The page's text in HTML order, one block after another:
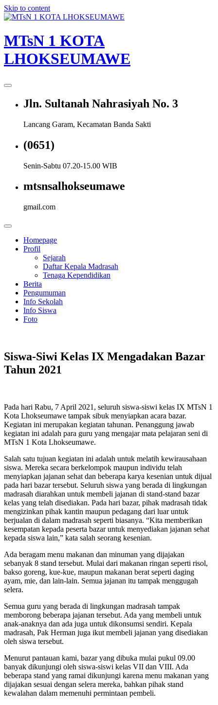
Skip to content
MTsN 1 KOTA
LHOKSEUMAWE
Jln. Sultanah Nahrasiyah No. 3
Lancang Garam, Kecamatan Banda Sakti
(0651)
Senin-Sabtu 07.20-15.00 WIB
mtsnsalhokseumawe
gmail.com
Homepage
Profil
Sejarah
Daftar Kepala Madrasah
Tenaga Kependidikan
Berita
Pengumuman
Info Sekolah
Info Siswa
Foto
Siswa-Siwi Kelas IX Mengadakan Bazar
Tahun 2021
Pada hari Rabu, 7 April 2021, seluruh siswa-siswi kelas IX MTsN 1
Kota Lhokseumawe tampak sibuk menyiapkan acara bazar.
Kegiatan ini merupakan kegiatan tahunan. Penanggung jawab
kegiatan ini adalah para guru yang mengajar mata pelajaran seni di
MTsN 1 Kota Lhokseumawe.
Salah satu tujuan kegiatan ini adalah untuk melatih kewirausahaan
siswa. Mereka secara berkelompok maupun individu telah
menyiapkan jajanan sehat dan beberapa karya kesenian untuk dijual
pada hari bazar tersebut. Seluruh siswa yang berada di lingkungan
madrasah diarahkan untuk membeli jajanan di stand-stand bazar
kelas yang telah disediakan. Pada hari bazar, pihak madrasah tidak
mengizinkan pihak kantin maupun pedagang dari luar untuk
berjualan di dalam madrasah seperti biasanya. “Kita memberikan
kesempatan kepada peserta bazar untuk menyediakan jajanan sehat
kepada siswa lain,” kata salah seorang kesenian.
Ada beragam menu makanan dan minuman yang dijajakan
sebanyak 8 stand tersebut. Mulai dari makanan ringan seperti risol,
bakso goreng, kue-kue, maupun makanan berat seperti daging
ayam, mie, dan lain-lain. Semua jajanan itu tampak menggugah
selera.
Semua guru yang berada di lingkungan madrasah tampak
memborong beberapa jajanan tersebut. Ada yang membeli untuk
anak-anaknya dan ada juga untuk dikonsumsi sendiri. Kepala
madrasah, Pak Herman juga ikut membeli jajanan yang disediakan
oleh siswa tersebut.
Menurut pantauan kami, bazar yang dibuka mulai pukul 09.00
banyak dikunjungi oleh siswa-siswi kelas VII dan VIII. Ada
beberapa stand yang ramai dikunjungi karena menu makanan yang
dijajakan sesuai dengan selera mereka, bahkan pihak stand
kewalahan dalam memenuhi permintaan pembeli.